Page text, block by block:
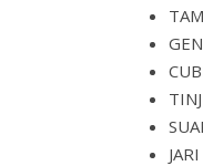
JARI